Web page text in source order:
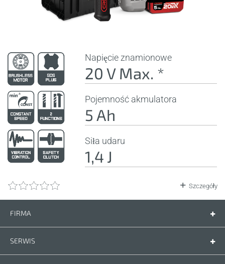
Napięcie znamionowe
20 V Max. *
Pojemność akmulatora
5 Ah
Siła udaru
1,4 J
Szczegóły
FIRMA
SERWIS